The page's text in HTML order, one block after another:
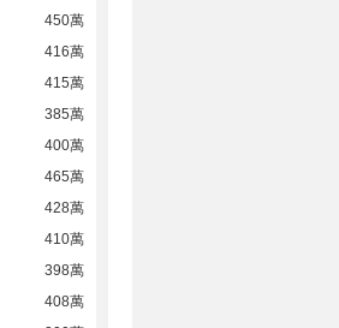
450萬
416萬
415萬
385萬
400萬
465萬
428萬
410萬
398萬
408萬